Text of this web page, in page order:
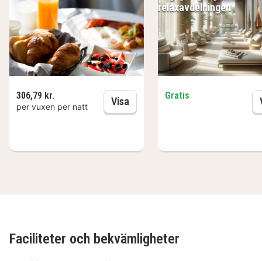
306,79 kr.
per vuxen per natt Visa
relaxavdelningen
Gratis
Faciliteter och bekvämligheter